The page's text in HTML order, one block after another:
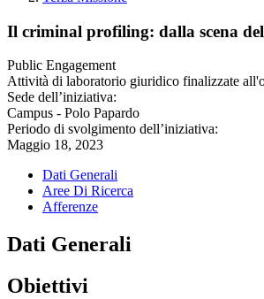
Il criminal profiling: dalla scena
Public Engagement
Attività di laboratorio giuridico finalizzate
Sede dell’iniziativa:
Campus - Polo Papardo
Periodo di svolgimento dell’iniziativa:
Maggio 18, 2023
Dati Generali
Aree Di Ricerca
Afferenze
Dati Generali
Obiettivi